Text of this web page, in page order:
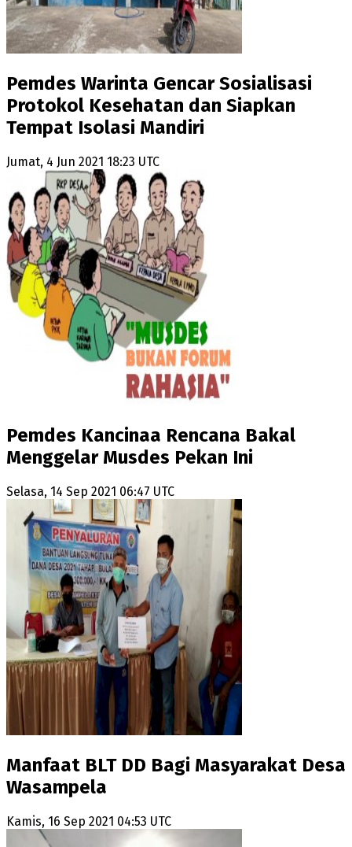
Pemdes Warinta Gencar Sosialisasi
Protokol Kesehatan dan Siapkan
Tempat Isolasi Mandiri
Jumat, 4 Jun 2021 18:23 UTC
Pemdes Kancinaa Rencana Bakal
Menggelar Musdes Pekan Ini
Selasa, 14 Sep 2021 06:47 UTC
Manfaat BLT DD Bagi Masyarakat Desa
Wasampela
Kamis, 16 Sep 2021 04:53 UTC